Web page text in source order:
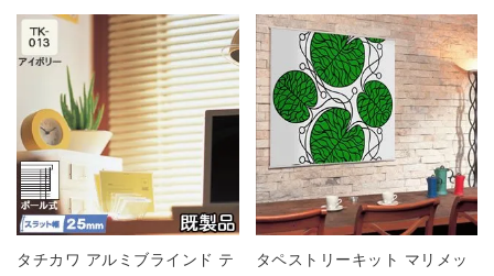
タチカワ アルミブラインド テ
タペストリーキット マリメッ